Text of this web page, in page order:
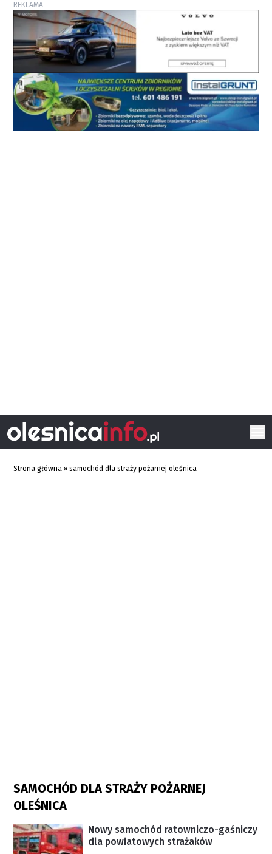
REKLAMA
Strona główna »samochód dla straży pożarnej oleśnica
SAMOCHÓD DLA STRAŻY POŻARNEJ
OLEŚNICA
Nowy samochód ratowniczo-gaśniczy
dla powiatowych strażaków